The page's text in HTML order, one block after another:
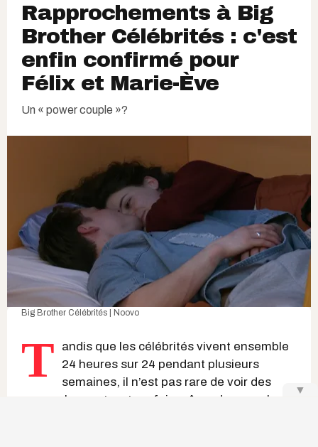
Rapprochements à Big
Brother Célébrités : c'est
enfin confirmé pour
Félix et Marie-Ève
Un « power couple »?
Big Brother Célébrités | Noovo
T
andis que les célébrités vivent ensemble
24 heures sur 24 pendant plusieurs
semaines, il n’est pas rare de voir des
rapprochements, et parfois même des couples
▼